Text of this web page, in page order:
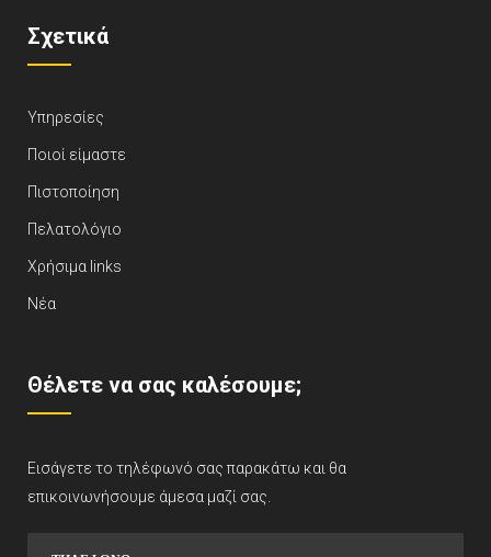
Σχετικά
Υπηρεσίες
Ποιοί είμαστε
Πιστοποίηση
Πελατολόγιο
Χρήσιμα links
Νέα
Θέλετε να σας καλέσουμε;
Εισάγετε το τηλέφωνό σας παρακάτω και θα
επικοινωνήσουμε άμεσα μαζί σας.